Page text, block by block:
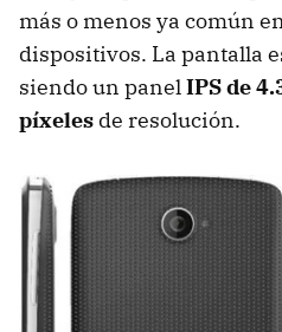
más o menos ya común
dispositivos. La pantalla
siendo un panelIPS de
píxeles de resolución.